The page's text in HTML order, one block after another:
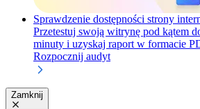
Sprawdzenie dostępności strony
Przetestuj swoją witrynę pod kątem
minuty i uzyskaj raport w formacie
Rozpocznij audyt
Zamknij